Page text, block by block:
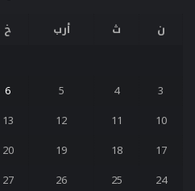
ن
ث أرب خ
3
4
5
6
10
11
12
13
17
18
19
20
24
25
26
27